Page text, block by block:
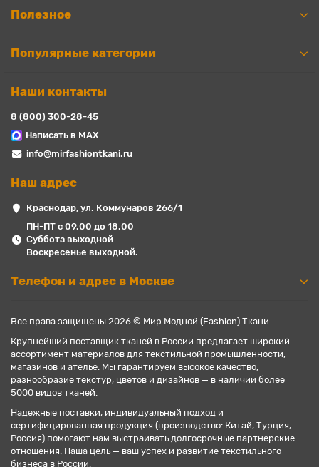
Полезное
Популярные категории
Наши контакты
8 (800) 300-28-45
Написать в MAX
info@mirfashiontkani.ru
Наш адрес
Краснодар, ул. Коммунаров 266/1
ПН-ПТ с 09.00 до 18.00
Суббота выходной
Воскресенье выходной.
Телефон и адрес в Москве
Все права защищены 2026 © Мир Модной (Fashion) Ткани.
Крупнейший поставщик тканей в России предлагает широкий
ассортимент материалов для текстильной промышленности,
магазинов и ателье. Мы гарантируем высокое качество,
разнообразие текстур, цветов и дизайнов — в наличии более
5000 видов тканей.
Надежные поставки, индивидуальный подход и
сертифицированная продукция (производство: Китай, Турция,
Россия) помогают нам выстраивать долгосрочные партнерские
отношения. Наша цель — ваш успех и развитие текстильного
бизнеса в России.